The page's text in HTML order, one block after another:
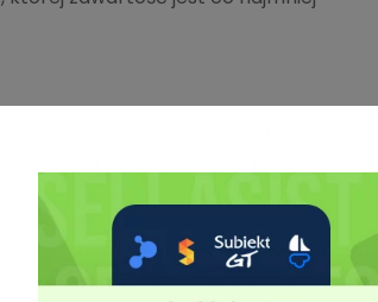
ale nie widzisz tego na spotkaniach,
to o kliencie bardzo mało się
A może tak po prostu ma być?
decyzji, co z tym wszystkim
wiedzy o docelowym kliencie rozwój